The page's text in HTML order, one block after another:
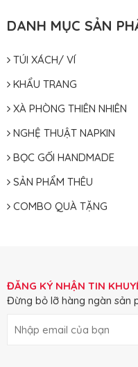
DANH MỤC SẢN
TÚI XÁCH/ VÍ
KHẨU TRANG
XÀ PHÒNG THIÊN NHIÊN
NGHỆ THUẬT NAPKIN
BỌC GỐI HANDMADE
SẢN PHẨM THÊU
COMBO QUÀ TẶNG
ĐĂNG KÝ NHẬN TIN
Đừng bỏ lỡ hàng ngàn sản